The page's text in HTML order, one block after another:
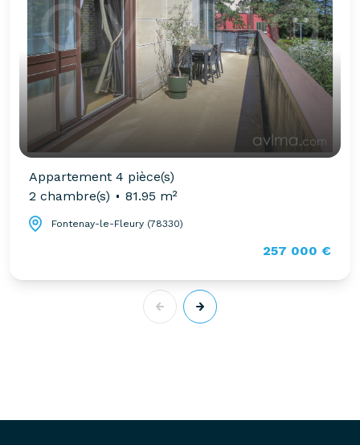
Appartement 4 pièce(s)
2 chambre(s)
81.95 m²
Fontenay-le-Fleury (78330)
257 000 €